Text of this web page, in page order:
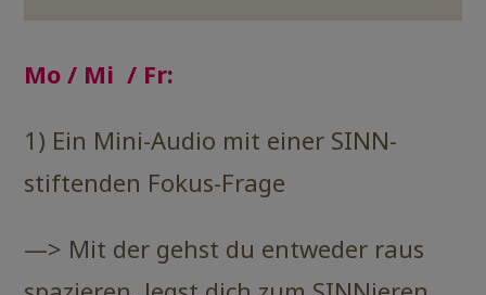
Mo / Mi / Fr:
1) Ein Mini-Audio mit einer SINN-
stiftenden Fokus-Frage
—> Mit der gehst du entweder raus